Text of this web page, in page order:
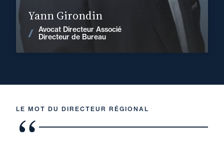
Yann Girondin
Avocat Directeur Associé
Directeur de Bureau
En savoir plus
Voir les actualités
LE MOT DU DIRECTEUR RÉGIONAL